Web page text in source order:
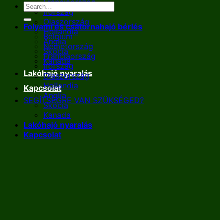
Franciaország
Írország
Olaszország
Hollandia
Anglia
Skócia
Kanada
Lakóhajó nyaralás
Kapcsolat
SEGÍTSÉGRE VAN SZÜKSÉGED?
Folyami és csatornahajó bérlés
Belgium
Németország
Franciaország
Írország
Olaszország
Hollandia
Anglia
Skócia
Kanada
Lakóhajó nyaralás
Kapcsolat